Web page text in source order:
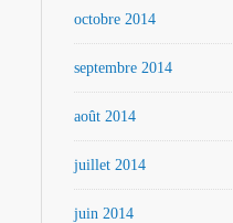
octobre 2014
septembre 2014
août 2014
juillet 2014
juin 2014